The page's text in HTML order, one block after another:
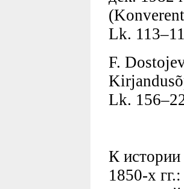
Lk.
F.
Lk.
К истории
1850-х